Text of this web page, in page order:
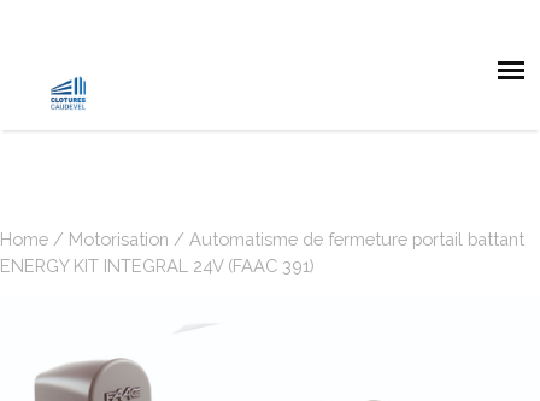
Home / Motorisation / Automatisme de fermeture portail battant
ENERGY KIT INTEGRAL 24V (FAAC 391)